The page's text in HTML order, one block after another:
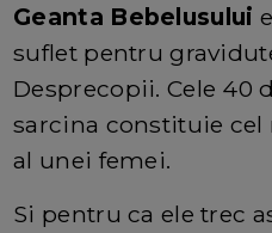
Geanta Bebelusului
suflet pentru
Desprecopii. Cele 40
sarcina constituie
al unei femei.
Si pentru ca ele trec